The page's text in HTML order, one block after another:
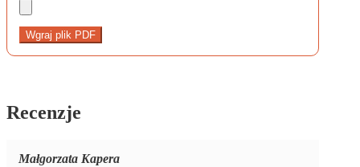
Wgraj plik PDF
Recenzje
Małgorzata Kapera